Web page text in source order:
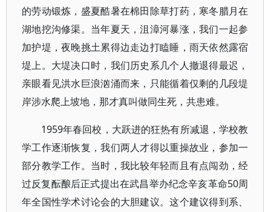
的劳动锻炼，盛夏酷暑在棉田除草打药，寒冬腊月在
湖地挖沟修渠。当年夏天，沮漳河暴涨，我们一起参
加护堤，夜晚挑土累得边走边打瞌睡，雨天依然露宿
堤上。大堤决口时，我们历史系几个人撤退得最迟，
亲眼看见洪水巨浪汹涌而来，只能循着仅剩的几段堤
岸涉水爬上坡地，那才真叫做同生死，共患难。
1959年春回校，大跃进的狂热有所减退，学校教
学工作逐渐恢复，我们两人才得以重操故业，参加一
部分教学工作。当时，我比较年轻而且有点闯劲，经
过反复酝酿后正式提出在武昌举办纪念辛亥革命50周
年全国性学术讨论会的大胆建议。这个建议得到系、